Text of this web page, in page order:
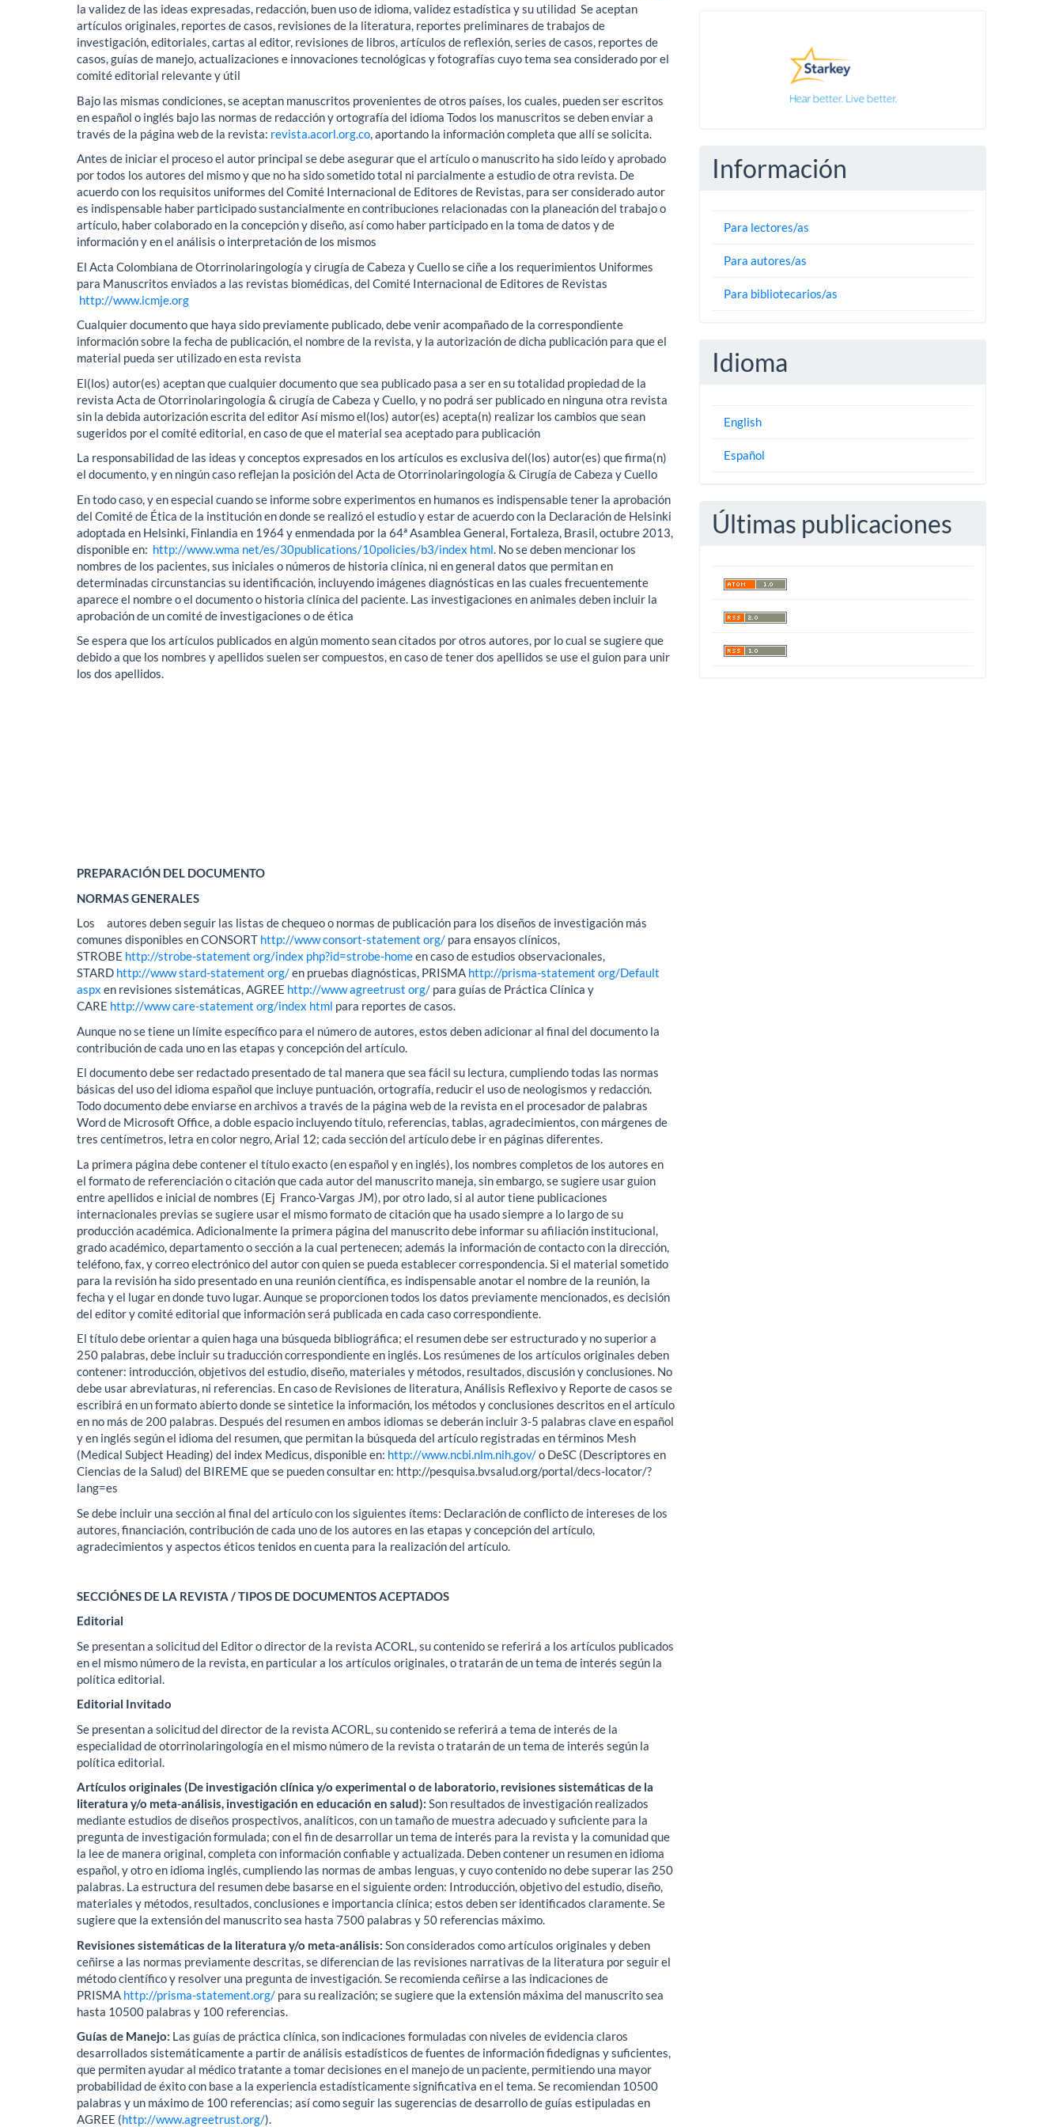
la validez de las ideas expresadas, redacción, buen uso de idioma, validez estadística y su utilidad Se aceptan
artículos originales, reportes de casos, revisiones de la literatura, reportes preliminares de trabajos de
investigación, editoriales, cartas al editor, revisiones de libros, artículos de reflexión, series de casos, reportes de
casos, guías de manejo, actualizaciones e innovaciones tecnológicas y fotografías cuyo tema sea considerado por el
comité editorial relevante y útil
Bajo las mismas condiciones, se aceptan manuscritos provenientes de otros países, los cuales, pueden ser escritos
en español o inglés bajo las normas de redacción y ortografía del idioma Todos los manuscritos se deben enviar a
través de la página web de la revista: revista.acorl.org.co , aportando la información completa que allí se solicita.
Antes de iniciar el proceso el autor principal se debe asegurar que el artículo o manuscrito ha sido leído y aprobado
por todos los autores del mismo y que no ha sido sometido total ni parcialmente a estudio de otra revista. De
acuerdo con los requisitos uniformes del Comité Internacional de Editores de Revistas, para ser considerado autor
es indispensable haber participado sustancialmente en contribuciones relacionadas con la planeación del trabajo o
artículo, haber colaborado en la concepción y diseño, así como haber participado en la toma de datos y de
información y en el análisis o interpretación de los mismos
El Acta Colombiana de Otorrinolaringología y cirugía de Cabeza y Cuello se ciñe a los requerimientos Uniformes
para Manuscritos enviados a las revistas biomédicas, del Comité Internacional de Editores de Revistas
http://www.icmje.org
Cualquier documento que haya sido previamente publicado, debe venir acompañado de la correspondiente
información sobre la fecha de publicación, el nombre de la revista, y la autorización de dicha publicación para que el
material pueda ser utilizado en esta revista
El(los) autor(es) aceptan que cualquier documento que sea publicado pasa a ser en su totalidad propiedad de la
revista Acta de Otorrinolaringología & cirugía de Cabeza y Cuello, y no podrá ser publicado en ninguna otra revista
sin la debida autorización escrita del editor Así mismo el(los) autor(es) acepta(n) realizar los cambios que sean
sugeridos por el comité editorial, en caso de que el material sea aceptado para publicación
La responsabilidad de las ideas y conceptos expresados en los artículos es exclusiva del(los) autor(es) que firma(n)
el documento, y en ningún caso reflejan la posición del Acta de Otorrinolaringología & Cirugía de Cabeza y Cuello
En todo caso, y en especial cuando se informe sobre experimentos en humanos es indispensable tener la aprobación
del Comité de Ética de la institución en donde se realizó el estudio y estar de acuerdo con la Declaración de Helsinki
adoptada en Helsinki, Finlandia en 1964 y enmendada por la 64ª Asamblea General, Fortaleza, Brasil, octubre 2013,
disponible en: http://www.wma net/es/30publications/10policies/b3/index html . No se deben mencionar los
nombres de los pacientes, sus iniciales o números de historia clínica, ni en general datos que permitan en
determinadas circunstancias su identificación, incluyendo imágenes diagnósticas en las cuales frecuentemente
aparece el nombre o el documento o historia clínica del paciente. Las investigaciones en animales deben incluir la
aprobación de un comité de investigaciones o de ética
Se espera que los artículos publicados en algún momento sean citados por otros autores, por lo cual se sugiere que
debido a que los nombres y apellidos suelen ser compuestos, en caso de tener dos apellidos se use el guion para unir
los dos apellidos.
PREPARACIÓN DEL DOCUMENTO
NORMAS GENERALES
Los autores deben seguir las listas de chequeo o normas de publicación para los diseños de investigación más
comunes disponibles en CONSORT http://www consort-statement org/ para ensayos clínicos,
STROBE http://strobe-statement org/index php?id=strobe-homeen caso de estudios observacionales,
STARD http://www stard-statement org/en pruebas diagnósticas, PRISMA http://prisma-statement org/Default
aspx en revisiones sistemáticas, AGREE http://www agreetrust org/ para guías de Práctica Clínica y
CARE http://www care-statement org/index html para reportes de casos.
Aunque no se tiene un límite específico para el número de autores, estos deben adicionar al final del documento la
contribución de cada uno en las etapas y concepción del artículo.
El documento debe ser redactado presentado de tal manera que sea fácil su lectura, cumpliendo todas las normas
básicas del uso del idioma español que incluye puntuación, ortografía, reducir el uso de neologismos y redacción.
Todo documento debe enviarse en archivos a través de la página web de la revista en el procesador de palabras
Word de Microsoft Office, a doble espacio incluyendo título, referencias, tablas, agradecimientos, con márgenes de
tres centímetros, letra en color negro, Arial 12; cada sección del artículo debe ir en páginas diferentes.
La primera página debe contener el título exacto (en español y en inglés), los nombres completos de los autores en
el formato de referenciación o citación que cada autor del manuscrito maneja, sin embargo, se sugiere usar guion
entre apellidos e inicial de nombres (Ej Franco-Vargas JM), por otro lado, si al autor tiene publicaciones
internacionales previas se sugiere usar el mismo formato de citación que ha usado siempre a lo largo de su
producción académica. Adicionalmente la primera página del manuscrito debe informar su afiliación institucional,
grado académico, departamento o sección a la cual pertenecen; además la información de contacto con la dirección,
teléfono, fax, y correo electrónico del autor con quien se pueda establecer correspondencia. Si el material sometido
para la revisión ha sido presentado en una reunión científica, es indispensable anotar el nombre de la reunión, la
fecha y el lugar en donde tuvo lugar. Aunque se proporcionen todos los datos previamente mencionados, es decisión
del editor y comité editorial que información será publicada en cada caso correspondiente.
El título debe orientar a quien haga una búsqueda bibliográfica; el resumen debe ser estructurado y no superior a
250 palabras, debe incluir su traducción correspondiente en inglés. Los resúmenes de los artículos originales deben
contener: introducción, objetivos del estudio, diseño, materiales y métodos, resultados, discusión y conclusiones. No
debe usar abreviaturas, ni referencias. En caso de Revisiones de literatura, Análisis Reflexivo y Reporte de casos se
escribirá en un formato abierto donde se sintetice la información, los métodos y conclusiones descritos en el artículo
en no más de 200 palabras. Después del resumen en ambos idiomas se deberán incluir 3-5 palabras clave en español
y en inglés según el idioma del resumen, que permitan la búsqueda del artículo registradas en términos Mesh
(Medical Subject Heading) del index Medicus, disponible en: http://www.ncbi.nlm.nih.gov/o DeSC (Descriptores en
Ciencias de la Salud) del BIREME que se pueden consultar en: http://pesquisa.bvsalud.org/portal/decs-locator/?
lang=es
Se debe incluir una sección al final del artículo con los siguientes ítems: Declaración de conflicto de intereses de los
autores, financiación, contribución de cada uno de los autores en las etapas y concepción del artículo,
agradecimientos y aspectos éticos tenidos en cuenta para la realización del artículo.
SECCIÓNES DE LA REVISTA / TIPOS DE DOCUMENTOS ACEPTADOS
Editorial
Se presentan a solicitud del Editor o director de la revista ACORL, su contenido se referirá a los artículos publicados
en el mismo número de la revista, en particular a los artículos originales, o tratarán de un tema de interés según la
política editorial.
Editorial Invitado
Se presentan a solicitud del director de la revista ACORL, su contenido se referirá a tema de interés de la
especialidad de otorrinolaringología en el mismo número de la revista o tratarán de un tema de interés según la
política editorial.
Artículos originales (De investigación clínica y/o experimental o de laboratorio, revisiones sistemáticas de la
literatura y/o meta-análisis, investigación en educación en salud):Son resultados de investigación realizados
mediante estudios de diseños prospectivos, analíticos, con un tamaño de muestra adecuado y suficiente para la
pregunta de investigación formulada; con el fin de desarrollar un tema de interés para la revista y la comunidad que
la lee de manera original, completa con información confiable y actualizada. Deben contener un resumen en idioma
español, y otro en idioma inglés, cumpliendo las normas de ambas lenguas, y cuyo contenido no debe superar las 250
palabras. La estructura del resumen debe basarse en el siguiente orden: Introducción, objetivo del estudio, diseño,
materiales y métodos, resultados, conclusiones e importancia clínica; estos deben ser identificados claramente. Se
sugiere que la extensión del manuscrito sea hasta 7500 palabras y 50 referencias máximo.
Revisiones sistemáticas de la literatura y/o meta-análisis: Son considerados como artículos originales y deben
ceñirse a las normas previamente descritas, se diferencian de las revisiones narrativas de la literatura por seguir el
método científico y resolver una pregunta de investigación. Se recomienda ceñirse a las indicaciones de
PRISMA http://prisma-statement.org/ para su realización; se sugiere que la extensión máxima del manuscrito sea
hasta 10500 palabras y 100 referencias.
Guías de Manejo: Las guías de práctica clínica, son indicaciones formuladas con niveles de evidencia claros
desarrollados sistemáticamente a partir de análisis estadísticos de fuentes de información fidedignas y suficientes,
que permiten ayudar al médico tratante a tomar decisiones en el manejo de un paciente, permitiendo una mayor
probabilidad de éxito con base a la experiencia estadísticamente significativa en el tema. Se recomiendan 10500
palabras y un máximo de 100 referencias; así como seguir las sugerencias de desarrollo de guías estipuladas en
AGREE (http://www.agreetrust.org/).
Información
Para lectores/as
Para autores/as
Para bibliotecarios/as
Idioma
English
Español
Últimas publicaciones